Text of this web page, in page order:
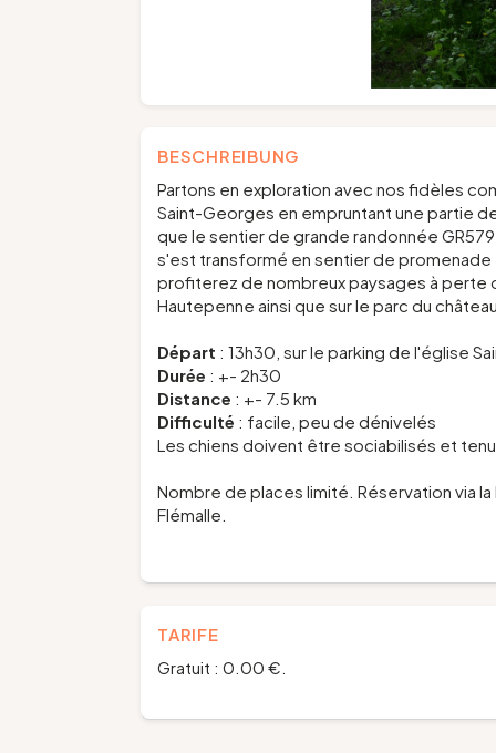
BESCHREIBUNG
Partons en exploration avec nos fidèles
Saint-Georges en empruntant une partie
que le sentier de grande randonnée
s'est transformé en sentier de
profiterez de nombreux paysages à perte
Hautepenne ainsi que sur le parc du
Départ : 13h30, sur le parking de l'église
Durée : +- 2h30
Distance : +- 7.5 km
Difficulté : facile, peu de dénivelés
Les chiens doivent être sociabilisés et
Nombre de places limité. Réservation via
Flémalle.
TARIFE
Gratuit : 0.00 €.